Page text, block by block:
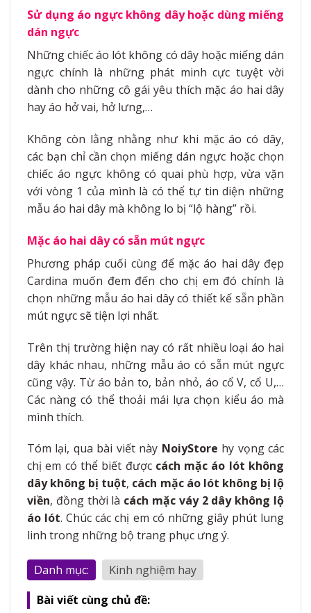
Sử dụng áo ngực không dây hoặc dùng miếng
dán ngực
Những chiếc áo lót không có dây hoặc miếng dán
ngực chính là những phát minh cực tuyệt vời
dành cho những cô gái yêu thích mặc áo hai dây
hay áo hở vai, hở lưng,…
Không còn lằng nhằng như khi mặc áo có dây,
các bạn chỉ cần chọn miếng dán ngực hoặc chọn
chiếc áo ngực không có quai phù hợp, vừa vặn
với vòng 1 của mình là có thể tự tin diện những
mẫu áo hai dây mà không lo bị “lộ hàng” rồi.
Mặc áo hai dây có sẵn mút ngực
Phương pháp cuối cùng để mặc áo hai dây đẹp
Cardina muốn đem đến cho chị em đó chính là
chọn những mẫu áo hai dây có thiết kế sẵn phần
mút ngực sẽ tiện lợi nhất.
Trên thị trường hiện nay có rất nhiều loại áo hai
dây khác nhau, những mẫu áo có sẵn mút ngực
cũng vậy. Từ áo bản to, bản nhỏ, áo cổ V, cổ U,…
Các nàng có thể thoải mái lựa chọn kiểu áo mà
mình thích.
Tóm lại, qua bài viết này NoiyStore hy vọng các
chị em có thể biết được cách mặc áo lót không
dây không bị tuột, cách mặc áo lót không bị lộ
viền, đồng thời là cách mặc váy 2 dây không lộ
áo lót. Chúc các chị em có những giây phút lung
linh trong những bộ trang phục ưng ý.
Danh mục:
Kinh nghiệm hay
Bài viết cùng chủ đề: